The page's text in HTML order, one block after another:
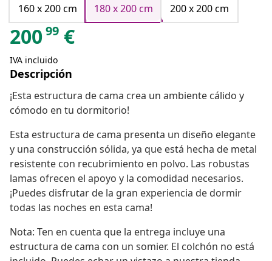
160 x 200 cm
180 x 200 cm 200 x 200 cm
20099 €
IVA incluido
Descripción
¡Esta estructura de cama crea un ambiente cálido y
cómodo en tu dormitorio!
Esta estructura de cama presenta un diseño elegante
y una construcción sólida, ya que está hecha de metal
resistente con recubrimiento en polvo. Las robustas
lamas ofrecen el apoyo y la comodidad necesarios.
¡Puedes disfrutar de la gran experiencia de dormir
todas las noches en esta cama!
Nota: Ten en cuenta que la entrega incluye una
estructura de cama con un somier. El colchón no está